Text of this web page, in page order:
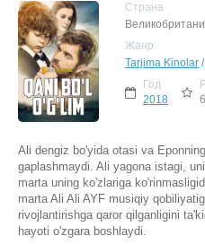
Страна
Жанр
Tarjima Kinolar /
Год
2018
Ali dengiz bo'yida otasi va
gaplashmaydi. Ali yagona istagi,
marta uning ko'zlariga
marta Ali Ali AYF musiqiy
rivojlantirishga qaror qilganligini
hayoti o'zgara boshlaydi.